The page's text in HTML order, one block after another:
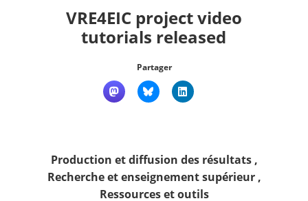
Contact
VRE4EIC project video
tutorials released
Partager
Production et diffusion des résultats,
Recherche et enseignement supérieur,
Ressources et outils